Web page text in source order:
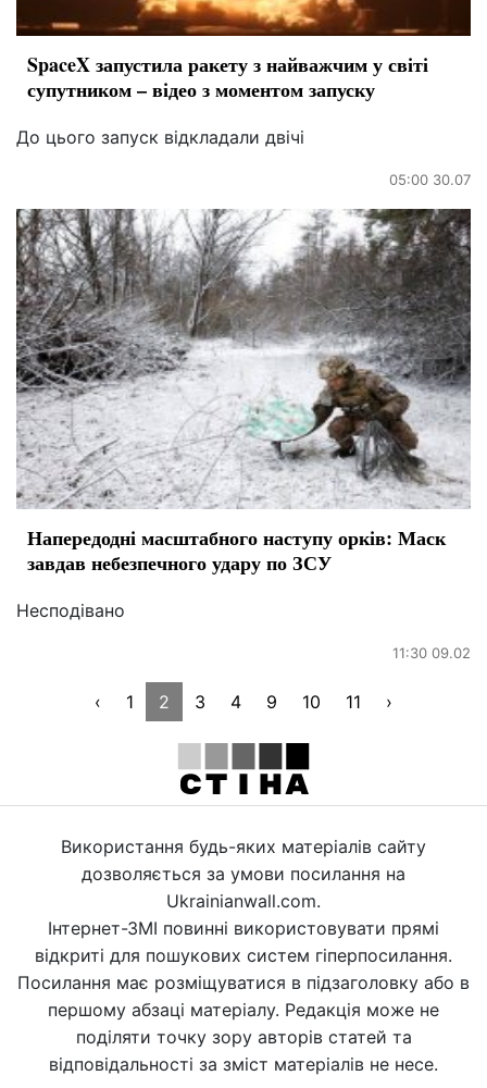
SpaceX запустила ракету з найважчим у світі
супутником – відео з моментом запуску
До цього запуск відкладали двічі
05:00 30.07
Напередодні масштабного наступу орків: Маск
завдав небезпечного удару по ЗСУ
Несподівано
11:30 09.02
‹ 1 2 3 4 9 10 11 ›
Використання будь-яких матеріалів сайту
дозволяється за умови посилання на
Ukrainianwall.com.
Інтернет-ЗМІ повинні використовувати прямі
відкриті для пошукових систем гіперпосилання.
Посилання має розміщуватися в підзаголовку або в
першому абзаці матеріалу. Редакція може не
поділяти точку зору авторів статей та
відповідальності за зміст матеріалів не несе.